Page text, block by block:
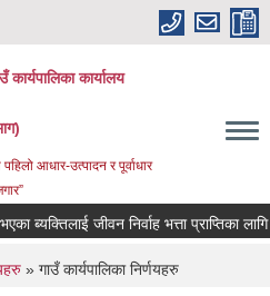
कार्यपालिका कार्यालय
आधार-उत्पादन र पूर्वाधार
जीवन निर्वाह भत्ता प्राप्तिका लागि
» गाउँ कार्यपालिका निर्णयहरु